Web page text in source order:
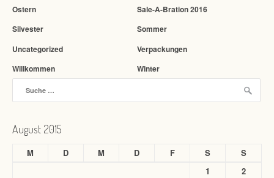
Ostern
Sale-A-Bration 2016
Silvester
Sommer
Uncategorized
Verpackungen
Willkommen
Winter
August 2015
M D M D F S S
1
2